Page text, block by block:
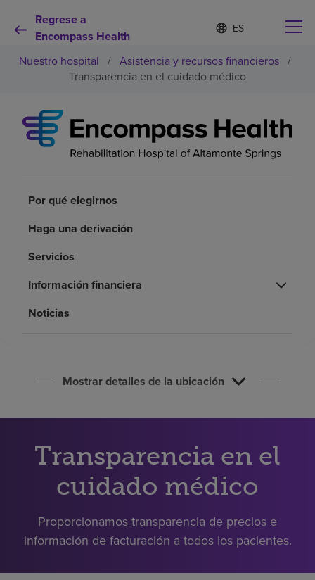
Regrese a
Encompass Health
Lista
de
idiomas
contraída
d
o
m
e
c
Por qué debe elegirnos
Pacientes y cuidadores
Acerca de nosotros
Nuestro hospital / Asistencia y recursos financieros /
Transparencia en el cuidado médico
Por qué elegirnos
Haga una derivación
Servicios
Información financiera
Noticias
Mostrar detalles de la ubicación
Transparencia en el
cuidado médico
Proporcionamos transparencia de precios e
información de facturación a todos los pacientes.